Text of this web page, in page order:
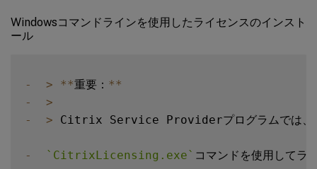
Windowsコマンドラインを使用したライセンスのインスト
ール
- > **重要： **
-
>
-
> Citrix Service Providerプログラムでは
- ` CitrixLicensing.exe` コマンドを使用してラ